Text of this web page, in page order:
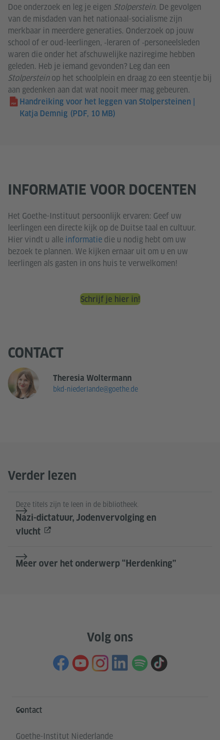
Doe onderzoek en leg je eigen Stolperstein. De gevolgen
van de misdaden van het nationaal-socialisme zijn
merkbaar in meerdere generaties. Onderzoek op jouw
school of er oud-leerlingen, ‑leraren of ‑personeelsleden
waren die onder het afschuwelijke naziregime hebben
geleden. Heb je iemand gevonden? Leg dan een
Stolpersteinop het schoolplein en draag zo een steentje bij
aan gedenken aan dat wat nooit meer mag gebeuren.
Handreiking voor het leggen van Stolpersteinen |
Katja Demnig (PDF, 10 MB)
INFORMATIE VOOR DOCENTEN
Het Goethe-Instituut persoonlijk ervaren: Geef uw
leerlingen een directe kijk op de Duitse taal en cultuur.
Hier vindt u alle informatie die u nodig hebt om uw
bezoek te plannen. We kijken ernaar uit om u en uw
leerlingen als gasten in ons huis te verwelkomen!
Schrijf je hier in!
CONTACT
Theresia Woltermann
bkd-niederlande@goethe.de
Verder lezen
Deze titels zijn te leen in de bibliotheek.
Nazi-dictatuur, Jodenvervolging en
vlucht
Meer over het onderwerp “Herdenking”
Volg ons
Service- und Informationsbereich
Contact
Goethe-Institut Niederlande